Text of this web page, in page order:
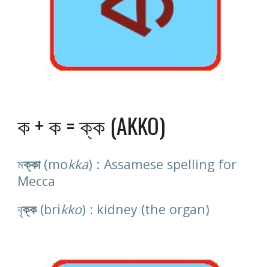
ক + ক = ক্ক (AKKO)
মক্কা (mokka) : Assamese spelling for
Mecca
বৃক্ক (brikko) : kidney (the organ)